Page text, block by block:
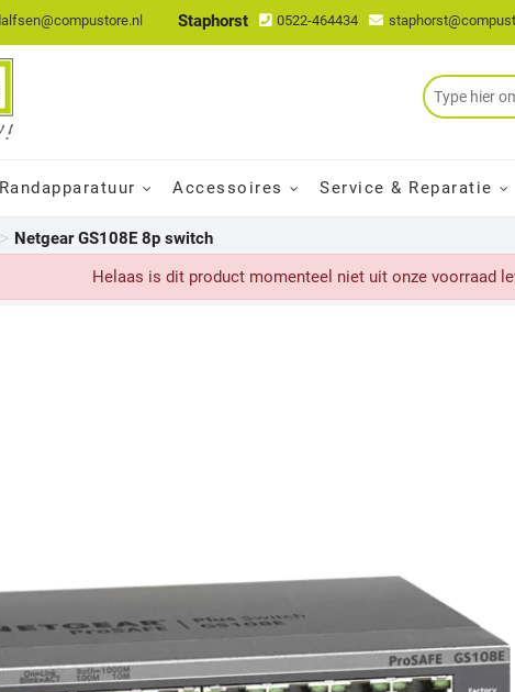
Staphorst 0522-464434
Randapparatuur Accessoires Service & Reparatie
> Netgear GS108E 8p switch
Helaas is dit product momenteel niet uit onze voorraad